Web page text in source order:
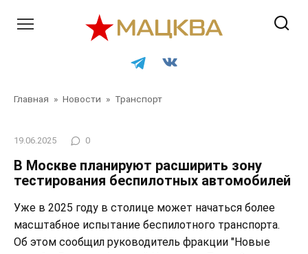
Главная » Новости » Транспорт
19.06.2025 0
В Москве планируют расширить зону
тестирования беспилотных автомобилей
Уже в 2025 году в столице может начаться более
масштабное испытание беспилотного транспорта.
Об этом сообщил руководитель фракции "Новые